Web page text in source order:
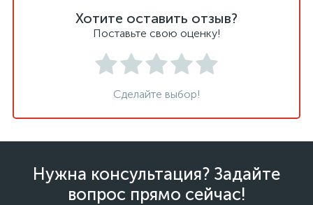
Хотите оставить отзыв?
Поставьте свою оценку!
Сделайте выбор!
Нужна консультация? Задайте
вопрос прямо сейчас!